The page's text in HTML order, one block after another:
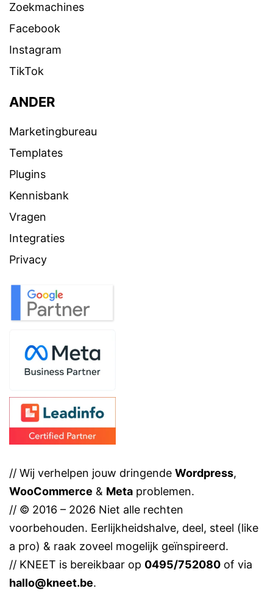
Zoekmachines
Facebook
Instagram
TikTok
ANDER
Marketingbureau
Templates
Plugins
Kennisbank
Vragen
Integraties
Privacy
// Wij verhelpen jouw dringende Wordpress,
WooCommerce & Meta problemen.
// © 2016 – 2026 Niet alle rechten
voorbehouden. Eerlijkheidshalve, deel, steel (like
a pro) & raak zoveel mogelijk geïnspireerd.
// KNEET is bereikbaar op 0495/752080 of via
hallo@kneet.be.